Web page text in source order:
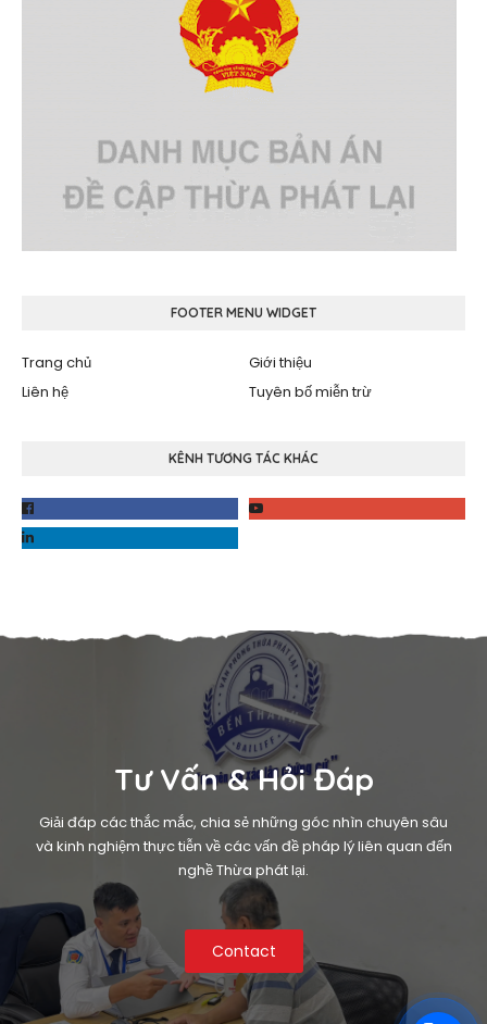
FOOTER MENU WIDGET
Trang chủ
Giới thiệu
Liên hệ
Tuyên bố miễn trừ
KÊNH TƯƠNG TÁC KHÁC
Tư Vấn & Hỏi Đáp
Giải đáp các thắc mắc, chia sẻ những góc nhìn chuyên sâu
và kinh nghiệm thực tiễn về các vấn đề pháp lý liên quan đến
nghề Thừa phát lại.
Contact